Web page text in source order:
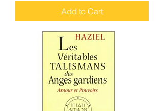
Add to Cart